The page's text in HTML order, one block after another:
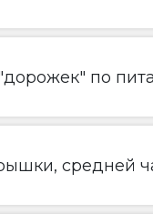
по
средней